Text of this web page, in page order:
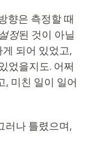
향은 측정할 때
설정된 것이 아닐
되어 있었고,
었을지도. 어쩌
, 미친 일이 일어
러나 틀렸으며,